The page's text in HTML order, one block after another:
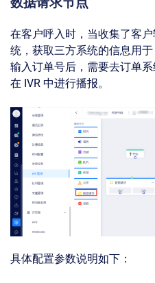
在客户呼入时，当收集了客
统，获取三方系统的信息用
输入订单号后，需要去订单
在 IVR 中进行播报。
具体配置参数说明如下：